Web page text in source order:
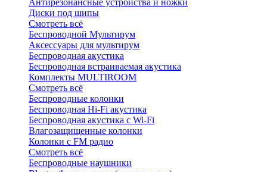
Антирезонансные устройства и ножки
Диски под шипы
Смотреть всё
Беспроводной Мультирум
Аксессуары для мультирум
Беспроводная акустика
Беспроводная встраиваемая акустика
Комплекты MULTIROOM
Смотреть всё
Беспроводные колонки
Беспроводная Hi-Fi акустика
Беспроводная акустика с Wi-Fi
Влагозащищенные колонки
Колонки с FM радио
Смотреть всё
Беспроводные наушники